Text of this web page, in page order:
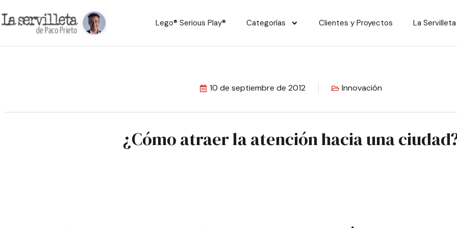
Lego® Serious Play® Categorías Clientes y Proyectos La Servilleta
10 de septiembre de 2012 Innovación
¿Cómo atraer la atención hacia una